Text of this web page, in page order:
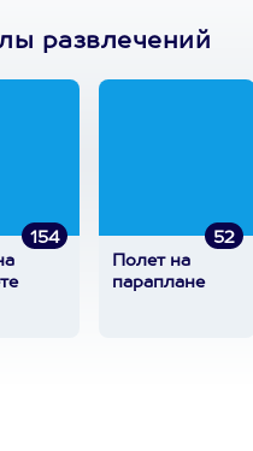
развлечений
154
52
Полет на
параплане